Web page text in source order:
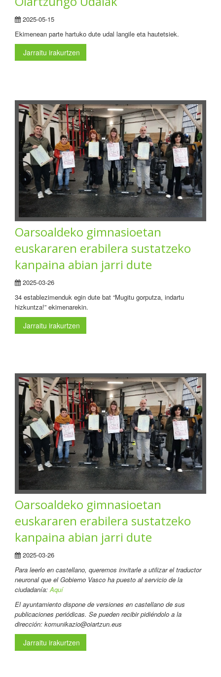
2025-05-15
Ekimenean parte hartuko dute udal langile eta hautetsiek.
Jarraitu irakurtzen
Oarsoaldeko gimnasioetan
euskararen erabilera sustatzeko
kanpaina abian jarri dute
2025-03-26
34 establezimenduk egin dute bat “Mugitu gorputza, indartu
hizkuntza!” ekimenarekin.
Jarraitu irakurtzen
Oarsoaldeko gimnasioetan
euskararen erabilera sustatzeko
kanpaina abian jarri dute
2025-03-26
Para leerlo en castellano, queremos invitarle a utilizar el traductor
neuronal que el Gobierno Vasco ha puesto al servicio de la
ciudadanía:Aquí
El ayuntamiento dispone de versiones en castellano de sus
publicaciones periódicas. Se pueden recibir pidiéndolo a la
dirección: komunikazio@oiartzun.eus
Jarraitu irakurtzen